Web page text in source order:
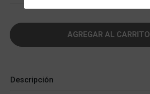
AGREGAR AL CARRITO
Descripción